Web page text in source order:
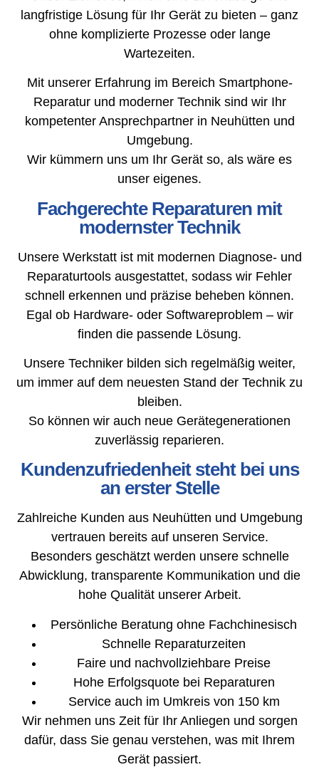
langfristige Lösung für Ihr Gerät zu bieten – ganz
ohne komplizierte Prozesse oder lange
Wartezeiten.
Mit unserer Erfahrung im Bereich Smartphone-
Reparatur und moderner Technik sind wir Ihr
kompetenter Ansprechpartner in Neuhütten und
Umgebung.
Wir kümmern uns um Ihr Gerät so, als wäre es
unser eigenes.
Fachgerechte Reparaturen mit
modernster Technik
Unsere Werkstatt ist mit modernen Diagnose- und
Reparaturtools ausgestattet, sodass wir Fehler
schnell erkennen und präzise beheben können.
Egal ob Hardware- oder Softwareproblem – wir
finden die passende Lösung.
Unsere Techniker bilden sich regelmäßig weiter,
um immer auf dem neuesten Stand der Technik zu
bleiben.
So können wir auch neue Gerätegenerationen
zuverlässig reparieren.
Kundenzufriedenheit steht bei uns
an erster Stelle
Zahlreiche Kunden aus Neuhütten und Umgebung
vertrauen bereits auf unseren Service.
Besonders geschätzt werden unsere schnelle
Abwicklung, transparente Kommunikation und die
hohe Qualität unserer Arbeit.
Persönliche Beratung ohne Fachchinesisch
Schnelle Reparaturzeiten
Faire und nachvollziehbare Preise
Hohe Erfolgsquote bei Reparaturen
Service auch im Umkreis von 150 km
Wir nehmen uns Zeit für Ihr Anliegen und sorgen
dafür, dass Sie genau verstehen, was mit Ihrem
Gerät passiert.